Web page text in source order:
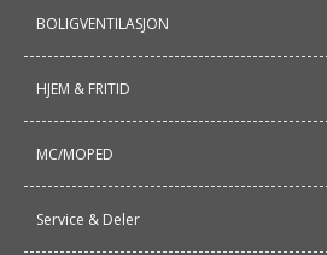
BOLIGVENTILASJON
HJEM & FRITID
MC/MOPED
Service & Deler